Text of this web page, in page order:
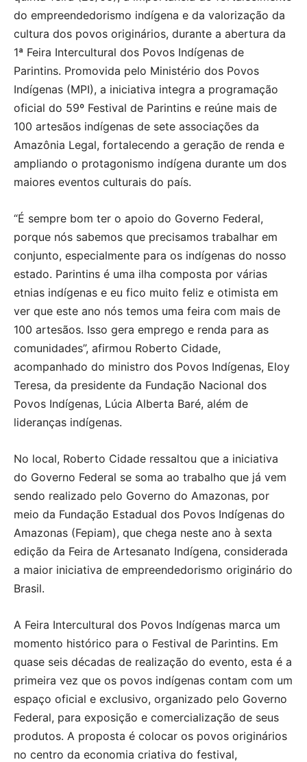
do empreendedorismo indígena e da valorização da
cultura dos povos originários, durante a abertura da
1ª Feira Intercultural dos Povos Indígenas de
Parintins. Promovida pelo Ministério dos Povos
Indígenas (MPI), a iniciativa integra a programação
oficial do 59º Festival de Parintins e reúne mais de
100 artesãos indígenas de sete associações da
Amazônia Legal, fortalecendo a geração de renda e
ampliando o protagonismo indígena durante um dos
maiores eventos culturais do país.
“É sempre bom ter o apoio do Governo Federal,
porque nós sabemos que precisamos trabalhar em
conjunto, especialmente para os indígenas do nosso
estado. Parintins é uma ilha composta por várias
etnias indígenas e eu fico muito feliz e otimista em
ver que este ano nós temos uma feira com mais de
100 artesãos. Isso gera emprego e renda para as
comunidades”, afirmou Roberto Cidade,
acompanhado do ministro dos Povos Indígenas, Eloy
Teresa, da presidente da Fundação Nacional dos
Povos Indígenas, Lúcia Alberta Baré, além de
lideranças indígenas.
No local, Roberto Cidade ressaltou que a iniciativa
do Governo Federal se soma ao trabalho que já vem
sendo realizado pelo Governo do Amazonas, por
meio da Fundação Estadual dos Povos Indígenas do
Amazonas (Fepiam), que chega neste ano à sexta
edição da Feira de Artesanato Indígena, considerada
a maior iniciativa de empreendedorismo originário do
Brasil.
A Feira Intercultural dos Povos Indígenas marca um
momento histórico para o Festival de Parintins. Em
quase seis décadas de realização do evento, esta é a
primeira vez que os povos indígenas contam com um
espaço oficial e exclusivo, organizado pelo Governo
Federal, para exposição e comercialização de seus
produtos. A proposta é colocar os povos originários
no centro da economia criativa do festival,